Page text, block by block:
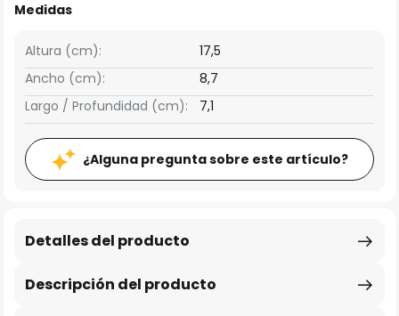
Medidas
Ancho (cm): 8,7
Altura (cm): 17,5
Largo / Profundidad (cm): 7,1
¿Alguna pregunta sobre este artículo?
Descripción del producto
Detalles del producto